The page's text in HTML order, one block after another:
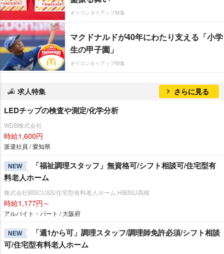
オリコンタイアップ特集
マクドナルドが40年にわたり支える「小学
生の甲子園」
オリコンタイアップ特集
求人特集 さらに見る
LEDチップの検査や測定/化学分析
WDB株式会社
時給1,600円
派遣社員 / 愛知県
NEW
「福祉調理スタッフ」無資格可/シフト相談可/住宅型有
料老人ホーム
株式会社BISCUSS/住宅型有料老人ホーム HIBISU高槻
時給1,177円～
アルバイト・パート / 大阪府
NEW
「週1から可」調理スタッフ/調理師免許必須/シフト相談
可/住宅型有料老人ホーム